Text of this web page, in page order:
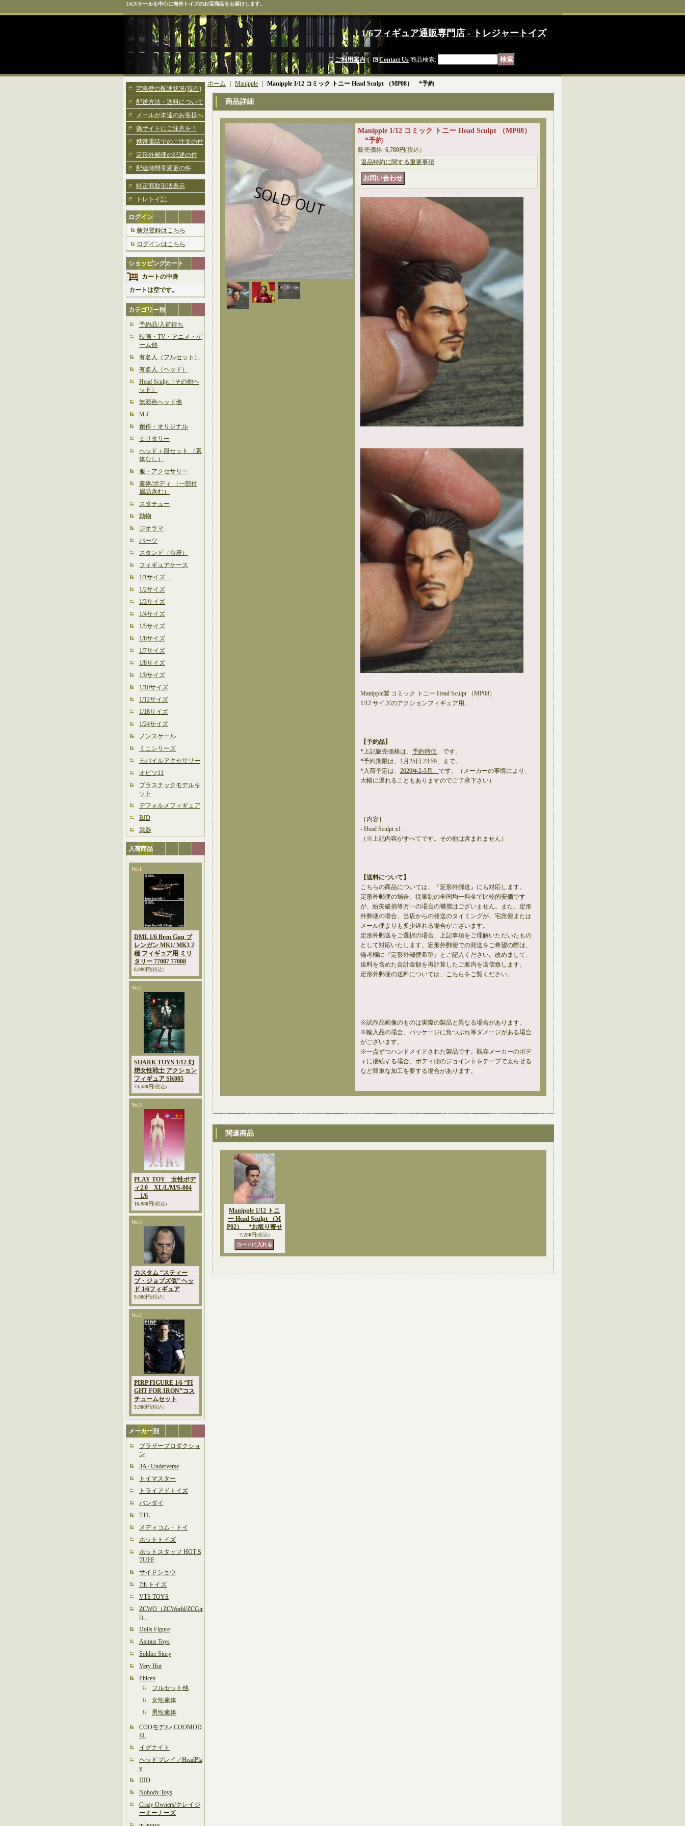
1/6スケールを中心に海外トイズのお宝商品をお届けします。
1/6フィギュア通販専門店 - トレジャートイズ
ご利用案内｜ Contact Us 商品検索:
宅急便の配達状況(現在)
配送方法・送料について
メールが未達のお客様へ
偽サイトにご注意を！
携帯電話でのご注文の件
定形外郵便の記述の件
配達時間帯変更の件
特定商取引法表示
トレトイ記
ログイン
新規登録はこちら
ログインはこちら
ショッピングカート
カートの中身
カートは空です。
カテゴリー別
予約品/入荷待ち
映画・TV・アニメ・ゲ
ーム他
有名人（フルセット）
有名人（ヘッド）
Head Sculpt（その他ヘ
ッド）
無彩色ヘッド他
M.J.
創作・オリジナル
ミリタリー
ヘッド＋服セット （素
体なし）
服・アクセサリー
素体/ボディ （一部付
属品含む）
スタチュー
動物
ジオラマ
パーツ
スタンド（台座）
フィギュアケース
1/1サイズ
1/2サイズ
1/3サイズ
1/4サイズ
1/5サイズ
1/6サイズ
1/7サイズ
1/8サイズ
1/9サイズ
1/10サイズ
1/12サイズ
1/18サイズ
1/24サイズ
ノンスケール
ミニシリーズ
モバイルアクセサリー
オビツ11
プラスチックモデルキ
ット
デフォルメフィギュア
BJD
武器
入荷商品
No.1
DML 1/6 Bren Gun ブ
レンガン MK1/ MK3 2
種 フィギュア用 ミリ
タリー 77007 77008
6,980円(税込)
No.2
SHARK TOYS 1/12 幻
想女性戦士 アクション
フィギュア SK005
23,580円(税込)
No.3
PLAY TOY 女性ボデ
ィ2.0 XL/L/M/S-004
1/6
16,980円(税込)
No.4
カスタム “スティー
ブ・ジョブズ似” ヘッ
ド 1/6フィギュア
9,980円(税込)
No.5
PIRP FIGURE 1/6 “FI
GHT FOR IRON”コス
チュームセット
9,980円(税込)
メーカー別
ブラザープロダクショ
ン
3A / Underverse
トイマスター
トライアドトイズ
バンダイ
TTL
メディコム・トイ
ホットトイズ
ホットスタッフ HOT S
TUFF
サイドショウ
7th トイズ
VTS TOYS
ZCWO（ZCWorld/ZCGir
l）
Dolls Figure
Asmus Toys
Soldier Story
Very Hot
Phicen
フルセット他
女性素体
男性素体
COOモデル/ COOMOD
EL
イグナイト
ヘッドプレイ／HeadPla
y
DID
Nobody Toys
Crazy Owners/クレイジ
ーオーナーズ
ホーム Manipple Manipple 1/12 コミック トニー Head Sculpt （MP08） *予約
商品詳細
Manipple 1/12 コミック トニー Head Sculpt （MP08）
*予約
販売価格: 6,780円(税込)
返品特約に関する重要事項
Manipple製 コミック トニー Head Sculpt （MP08）
1/12 サイズのアクションフィギュア用。
【予約品】
*上記販売価格は、 予約特価、です。
*予約期限は、 1月25日 23:59、まで。
*入荷予定は、 2020年2-3月、 です。（メーカーの事情により、
大幅に遅れることもありますのでご了承下さい）
［内容］
- Head Sculpt x1
（※上記内容がすべてです。その他は含まれません）
【送料について】
こちらの商品については、『定形外郵送』にも対応します。
定形外郵便の場合、従量制の全国均一料金で比較的安価です
が、紛失破損等万一の場合の補償はございません。また、定形
外郵便の場合、当店からの発送のタイミングが、宅急便または
メール便よりも多少遅れる場合がございます。
定形外郵送をご選択の場合、上記事項をご理解いただいたもの
として対応いたします。定形外郵便での発送をご希望の際は、
備考欄に『定形外郵便希望』とご記入ください。改めまして、
送料を含めた合計金額を再計算したご案内を送信致します。
定形外郵便の送料については、 こちら をご覧ください。
※試作品画像のものは実際の製品と異なる場合があります。
※輸入品の場合、パッケージに角つぶれ等ダメージがある場合
がございます。
※一点ずつハンドメイドされた製品です。既存メーカーのボデ
ィに接続する場合、ボディ側のジョイントをテープで太らせる
など簡単な加工を要する場合があります。
関連商品
Manipple 1/12 トニ
ー Head Sculpt （M
P02） *お取り寄せ
7,280円(税込)